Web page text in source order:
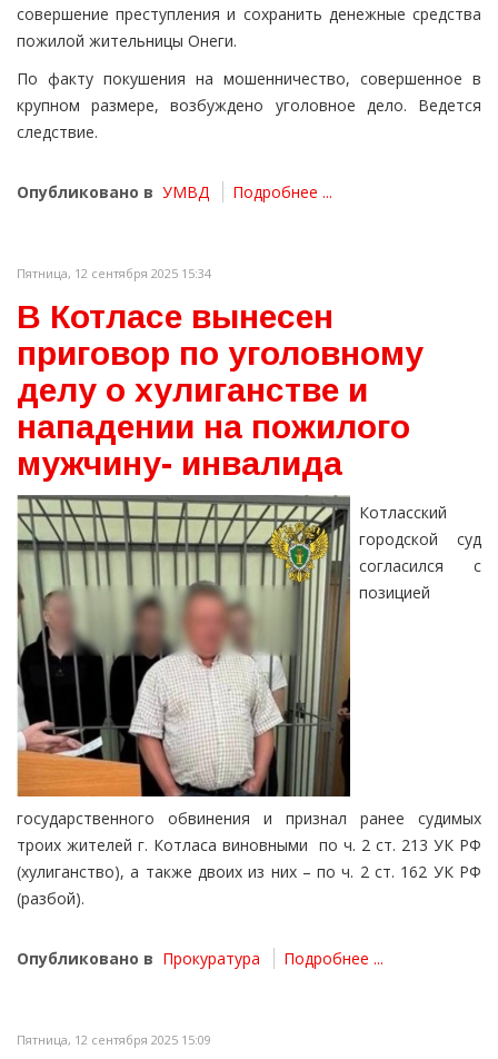
совершение преступления и сохранить денежные средства
пожилой жительницы Онеги.
По факту покушения на мошенничество, совершенное в
крупном размере, возбуждено уголовное дело. Ведется
следствие.
Опубликовано в УМВД Подробнее ...
Пятница, 12 сентября 2025 15:34
В Котласе вынесен
приговор по уголовному
делу о хулиганстве и
нападении на пожилого
мужчину- инвалида
Котласский
городской суд
согласился с
позицией
государственного обвинения и признал ранее судимых
троих жителей г. Котласа виновными по ч. 2 ст. 213 УК РФ
(хулиганство), а также двоих из них – по ч. 2 ст. 162 УК РФ
(разбой).
Опубликовано в Прокуратура Подробнее ...
Пятница, 12 сентября 2025 15:09